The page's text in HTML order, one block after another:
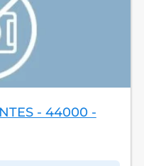
- 44000 -